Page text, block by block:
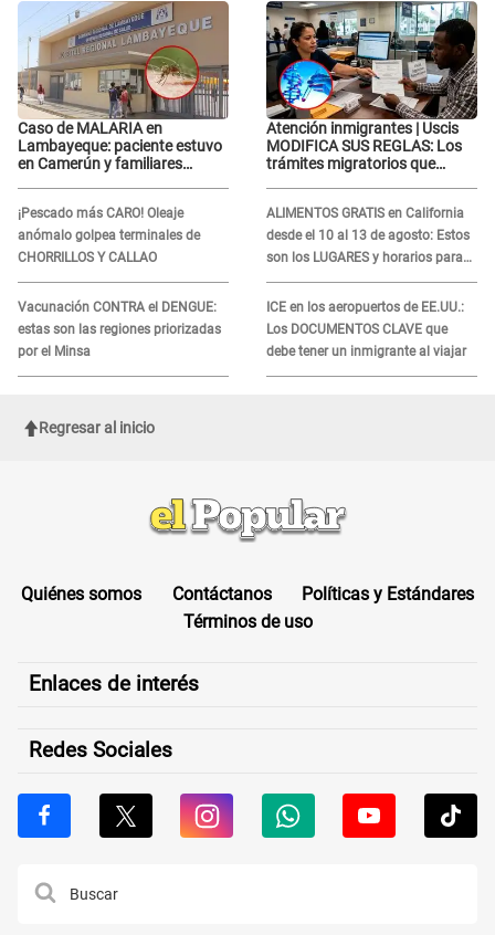
Caso de MALARIA en
Lambayeque: paciente estuvo
en Camerún y familiares
¡Pescado más CARO! Oleaje
anómalo golpea terminales de
CHORRILLOS Y CALLAO
Vacunación CONTRA el DENGUE:
estas son las regiones priorizadas
por el Minsa
Atención inmigrantes | Uscis
MODIFICA SUS REGLAS: Los
trámites migratorios que
ALIMENTOS GRATIS en California
desde el 10 al 13 de agosto: Estos
son los LUGARES y horarios para
recibir la ayuda
ICE en los aeropuertos de EE.UU.:
Los DOCUMENTOS CLAVE que
debe tener un inmigrante al viajar
Regresar al inicio
Quiénes somos Contáctanos
Políticas y Estándares
Términos de uso
Enlaces de interés
Redes Sociales